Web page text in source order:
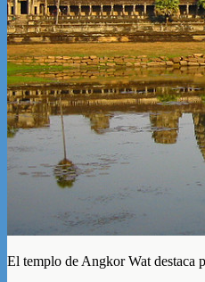
El templo de Angkor Wat destaca